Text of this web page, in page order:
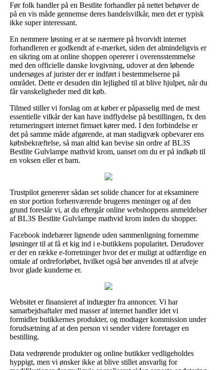
Før folk handler på en Bestlite forhandler på nettet behøver de
på en vis måde gennemse deres handelsvilkår, men det er typisk
ikke super interessant.
En nemmere løsning er at se nærmere på hvorvidt internet
forhandleren er godkendt af e-mærket, siden det almindeligvis er
en sikring om at online shoppen opererer i overensstemmelse
med den officielle danske lovgivning, udover at den løbende
undersøges af jurister der er indført i bestemmelserne på
området. Dette er desuden din lejlighed til at blive hjulpet, når du
får vanskeligheder med dit køb.
Tilmed stiller vi forslag om at køber er påpasselig med de mest
essentielle vilkår der kan have indflydelse på bestillingen, fx den
returneringsret internet firmaet kører med. I den forbindelse er
det på samme måde afgørende, at man stadigvæk opbevarer ens
købsbekræftelse, så man altid kan bevise sin ordre af BL3S
Bestlite Gulvlampe mathvid krom, uanset om du er på indkøb til
en voksen eller et barn.
Trustpilot genererer sådan set solide chancer for at eksaminere
en stor portion forhenværende brugeres meninger og af den
grund foreslår vi, at du eftergår online webshoppens anmeldelser
af BL3S Bestlite Gulvlampe mathvid krom inden du shopper.
Facebook indebærer lignende uden sammenligning fornemme
løsninger til at få et kig ind i e-butikkens popularitet. Derudover
er der en række e-forretninger hvor det er muligt at udfærdige en
omtale af ordreforløbet, hvilket også bør anvendes til at afveje
hvor glade kunderne er.
Websitet er finansieret af indtægter fra annoncer. Vi har
samarbejdsaftaler med masser af internet handler idet vi
formidler butikkernes produkter, og modtager kommission under
forudsætning af at den person vi sender videre foretager en
bestilling.
Data vedrørende produkter og online butikker vedligeholdes
hyppigt, men vi ønsker ikke at blive stillet ansvarlig for